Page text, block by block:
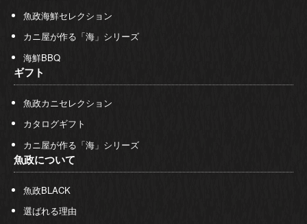
魚政海鮮セレクション
カニ屋が作る「海」シリーズ
海鮮BBQ
ギフト
魚政カニセレクション
カタログギフト
カニ屋が作る「海」シリーズ
魚政について
魚政BLACK
選ばれる理由